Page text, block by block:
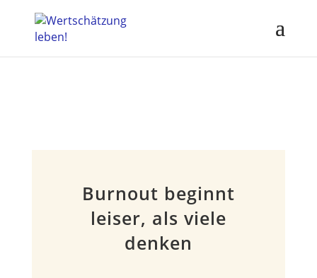
Burnout beginnt
leiser, als viele
denken